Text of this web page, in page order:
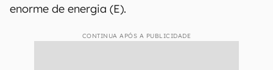
enorme de energia (E).
CONTINUA APÓS A PUBLICIDADE